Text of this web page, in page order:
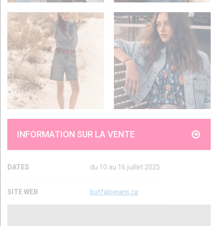
INFORMATION SUR LA VENTE
DATES du 10 au 16 juillet 2025
SITE WEB buffalojeans.ca